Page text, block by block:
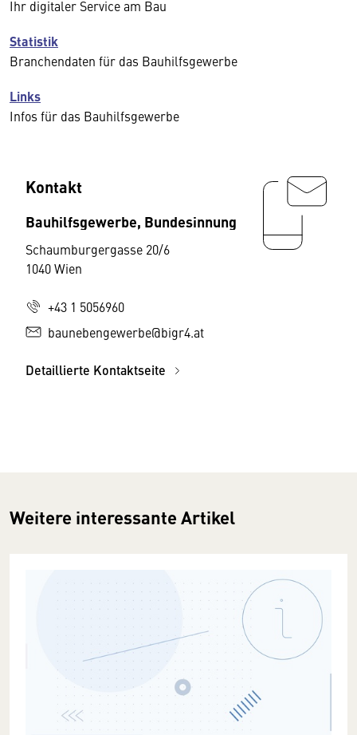
Ihr digitaler Service am Bau
Statistik
Branchendaten für das Bauhilfsgewerbe
Links
Infos für das Bauhilfsgewerbe
Kontakt
Bauhilfsgewerbe, Bundesinnung
Schaumburgergasse 20/6
1040 Wien
+43 1 5056960
baunebengewerbe@bigr4.at
Detaillierte Kontaktseite
Weitere interessante Artikel